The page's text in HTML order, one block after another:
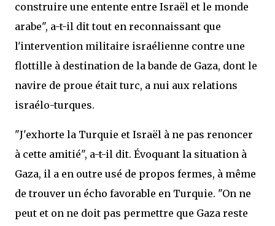
construire une entente entre Israël et le monde
arabe", a-t-il dit tout en reconnaissant que
l'intervention militaire israélienne contre une
flottille à destination de la bande de Gaza, dont le
navire de proue était turc, a nui aux relations
israélo-turques.
"J'exhorte la Turquie et Israël à ne pas renoncer
à cette amitié", a-t-il dit. Évoquant la situation à
Gaza, il a en outre usé de propos fermes, à même
de trouver un écho favorable en Turquie. "On ne
peut et on ne doit pas permettre que Gaza reste